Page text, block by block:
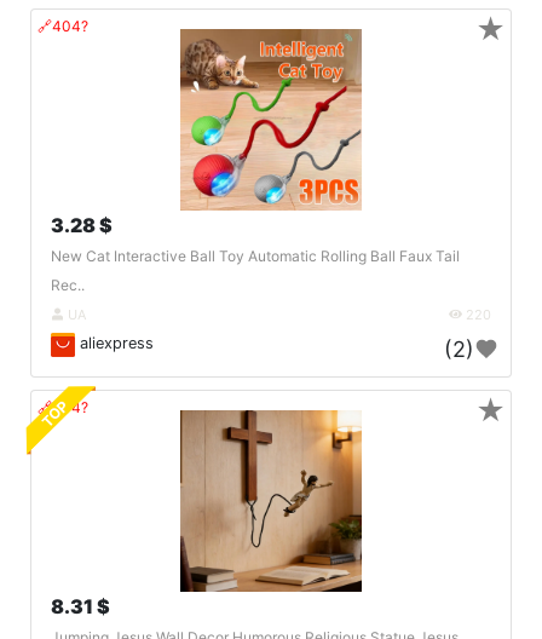
🔗404?
3.28 $
New Cat Interactive Ball Toy Automatic Rolling Ball Faux Tail
Rec..
UA 220
aliexpress (2)
★
🔗404?
TOP
8.31 $
★